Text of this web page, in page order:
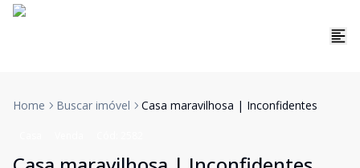
Home Buscar imóvel Casa maravilhosa | Inconfidentes